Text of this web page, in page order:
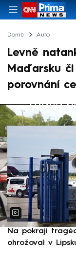
Domů Auto
Levně
Maďarsku či
porovnání
Žádná
Výběr redakce
Na pokraji
ohrožoval v